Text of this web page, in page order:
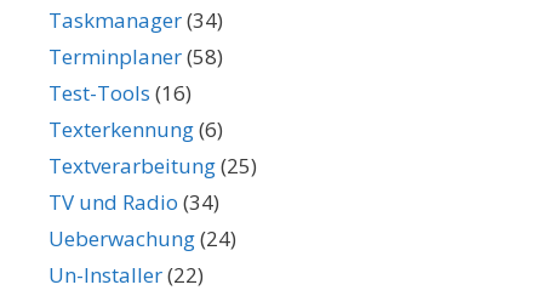
Taskmanager(34)
Terminplaner(58)
Test-Tools (16)
Texterkennung(6)
Textverarbeitung(25)
TV und Radio (34)
Ueberwachung(24)
Un-Installer(22)